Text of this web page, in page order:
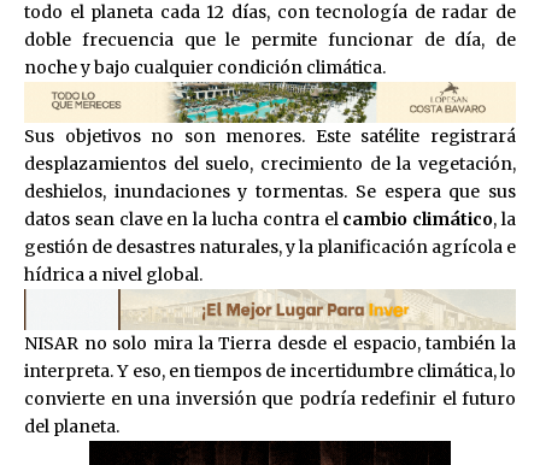
todo el planeta cada 12 días, con tecnología de radar de
doble frecuencia que le permite funcionar de día, de
noche y bajo cualquier condición climática.
Sus objetivos no son menores. Este satélite registrará
desplazamientos del suelo, crecimiento de la vegetación,
deshielos, inundaciones y tormentas. Se espera que sus
datos sean clave en la lucha contra el cambio climático, la
gestión de desastres naturales, y la planificación agrícola e
hídrica a nivel global.
NISAR no solo mira la Tierra desde el espacio, también la
interpreta. Y eso, en tiempos de incertidumbre climática, lo
convierte en una inversión que podría redefinir el futuro
del planeta.